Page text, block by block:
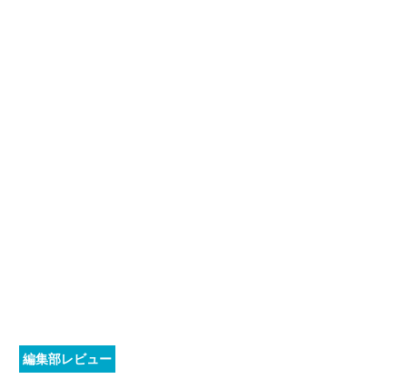
編集部レビュー